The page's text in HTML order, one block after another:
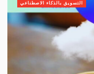
التسويق بالذكاء الاصطناعي